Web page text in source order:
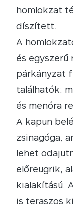
homlokzat
díszített.
A
és egyszerű
párkányzat
találhatók:
és menóra
A kapun
zsinagóga,
lehet
előreugrik,
kialakítású.
is teraszos